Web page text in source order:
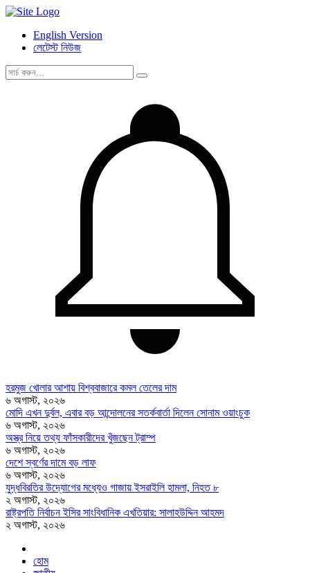
English Version
লেটেস্ট নিউজ
হরমুজ খোলার আশায় বিশ্ববাজারে কমল তেলের দাম
৬ অগাস্ট, ২০২৬
মোদি এখন দুর্বল, এবার বড় আন্দোলনের সতর্কবার্তা দিলেন সোনাম ওয়াংচুক
৬ অগাস্ট, ২০২৬
অস্ত্র নিয়ে তথ্য ফাঁসকারীদের খুঁজছেন ট্রাম্প
৬ অগাস্ট, ২০২৬
দেশে স্বর্ণের দামে বড় লাফ
৬ অগাস্ট, ২০২৬
যুদ্ধবিরতির উদ্যোগের মধ্যেও গাজায় ইসরাইলি হামলা, নিহত ৮
২ অগাস্ট, ২০২৬
রাষ্ট্রপতি নির্বাচন ইসির সাংবিধানিক এখতিয়ার: সালাহউদ্দিন আহমদ
২ অগাস্ট, ২০২৬
হোম